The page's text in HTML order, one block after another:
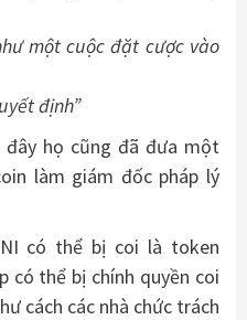
một cuộc đặt cược vào
định”
họ cũng đã đưa một
làm giám đốc pháp lý
có thể bị coi là token
có thể bị chính quyền coi
cách các nhà chức trách